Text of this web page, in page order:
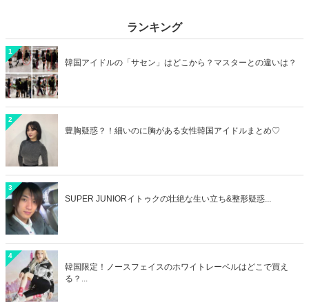
ランキング
1
韓国アイドルの「サセン」はどこから？マスターとの違いは？
2
豊胸疑惑？！細いのに胸がある女性韓国アイドルまとめ♡
3
SUPER JUNIORイトゥクの壮絶な生い立ち&整形疑惑...
4
韓国限定！ノースフェイスのホワイトレーベルはどこで買え
る？...